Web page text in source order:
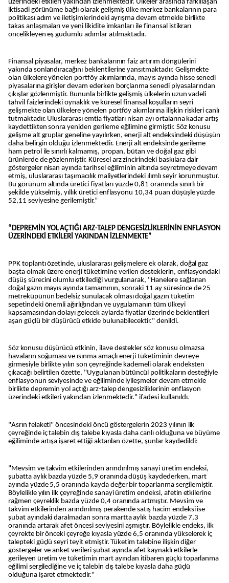
üzerindeki etkileri yakından izlenmektedir. Ülkeler arasında farklılaşan
iktisadi görünüme bağlı olarak gelişmiş ülke merkez bankalarının para
politikası adım ve iletişimlerindeki ayrışma devam etmekle birlikte
takas anlaşmaları ve yeni likidite imkanları ile finansal istikrarı
öncelikleyen eş güdümlü adımlar atılmaktadır.
Finansal piyasalar, merkez bankalarının faiz artırım döngülerini
yakında sonlandıracağını beklentilerine yansıtmaktadır. Gelişmekte
olan ülkelere yönelen portföy akımlarında, mayıs ayında hisse senedi
piyasalarına girişler devam ederken borçlanma senedi piyasalarından
çıkışlar gözlenmiştir. Bununla birlikte gelişmiş ülkelerin uzun vadeli
tahvil faizlerindeki oynaklık ve küresel finansal koşulların seyri
gelişmekte olan ülkelere yönelen portföy akımlarına ilişkin riskleri canlı
tutmaktadır. Uluslararası emtia fiyatları nisan ayı ortalarına kadar artış
kaydettikten sonra yeniden gerileme eğilimine girmiştir. Söz konusu
gelişme alt gruplar geneline yayılırken, enerji alt endeksindeki düşüşün
daha belirgin olduğu izlenmektedir. Enerji alt endeksinde gerileme
ham petrol ile sınırlı kalmamış, propan, bütan ve doğal gaz gibi
ürünlerde de gözlenmiştir. Küresel arz zincirindeki baskılara dair
göstergeler nisan ayında tarihsel eğiliminin altında seyretmeye devam
etmiş, uluslararası taşımacılık maliyetlerindeki ılımlı seyir korunmuştur.
Bu görünüm altında üretici fiyatları yüzde 0,81 oranında sınırlı bir
şekilde yükselmiş, yıllık üretici enflasyonu 10,34 puan düşüşle yüzde
52,11 seviyesine gerilemiştir.”
“DEPREMİN YOL AÇTIĞI ARZ-TALEP DENGESİZLİKLERİNİN ENFLASYON
ÜZERİNDEKİ ETKİLERİ YAKINDAN İZLENMEKTE”
PPK toplantı özetinde, uluslararası gelişmelere ek olarak, doğal gaz
başta olmak üzere enerji tüketimine verilen desteklerin, enflasyondaki
düşüş sürecini olumlu etkilediği vurgulanarak, "Hanelere sağlanan
doğal gazın mayıs ayında tamamının, sonraki 11 ay süresince de 25
metreküpünün bedelsiz sunulacak olması doğal gazın tüketim
sepetindeki önemli ağırlığından ve uygulamanın tüm ülkeyi
kapsamasından dolayı gelecek aylarda fiyatlar üzerinde beklentileri
aşan güçlü bir düşürücü etkide bulunabilecektir." denildi.
Söz konusu düşürücü etkinin, ilave destekler söz konusu olmazsa
havaların soğuması ve ısınma amaçlı enerji tüketiminin devreye
girmesiyle birlikte yılın son çeyreğinde kademeli olarak endeksten
çıkacağı belirtilen özette, "Uygulanan bütüncül politikaların desteğiyle
enflasyonun seviyesinde ve eğiliminde iyileşmeler devam etmekle
birlikte depremin yol açtığı arz-talep dengesizliklerinin enflasyon
üzerindeki etkileri yakından izlenmektedir." ifadesi kullanıldı.
"Asrın felaketi" öncesindeki öncü göstergelerin 2023 yılının ilk
çeyreğinde iç talebin dış talebe kıyasla daha canlı olduğuna ve büyüme
eğiliminde artışa işaret ettiği aktarılan özette, şunlar kaydedildi:
"Mevsim ve takvim etkilerinden arındırılmış sanayi üretim endeksi,
şubatta aylık bazda yüzde 5,9 oranında düşüş kaydederken, mart
ayında yüzde 5,5 oranında kayda değer bir toparlanma sergilemiştir.
Böylelikle yılın ilk çeyreğinde sanayi üretim endeksi, afetin etkilerine
rağmen çeyreklik bazda yüzde 0,4 oranında artmıştır. Mevsim ve
takvim etkilerinden arındırılmış perakende satış hacim endeksi ise
şubat ayındaki daralmadan sonra martta aylık bazda yüzde 7,3
oranında artarak afet öncesi seviyesini aşmıştır. Böylelikle endeks, ilk
çeyrekte bir önceki çeyreğe kıyasla yüzde 6,5 oranında yükselerek iç
talepteki güçlü seyri teyit etmiştir. Tüketim talebine ilişkin diğer
göstergeler ve anket verileri şubat ayında afet kaynaklı etkilerle
gerileyen üretim ve tüketimin mart ayından itibaren güçlü toparlanma
eğilimi sergilediğine ve iç talebin dış talebe kıyasla daha güçlü
olduğuna işaret etmektedir."